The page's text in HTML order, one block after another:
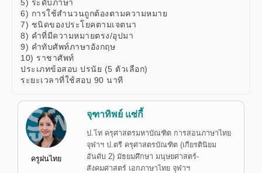
5) ระดับภาษา
6) การใช้สำนวนถูกต้องตามความหมาย
7) ชนิดของประโยคตามเจตนา
8) คำที่มีความหมายตรง/อุปมา
9) คำทับศัพท์ภาษาอังกฤษ
10) ราชาศัพท์
ประเภทข้อสอบ ปรนัย (5 ตัวเลือก)
ระยะเวลาที่ใช้สอบ 90 นาที
ครูฝนไทย
จุฑาทิพย์ แซ่กี้
ป.โท ครุศาสตรมหาบัณฑิต การสอนภาษาไทย
จุฬาฯ ป.ตรี ครุศาสตรบัณฑิต (เกียรตินิยม
อันดับ 2) มัธยมศึกษา มนุษยศาสตร์-
สังคมศาสตร์ เอกภาษาไทย จุฬาฯ